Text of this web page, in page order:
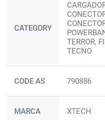
CATEGORY
TERROR,
TECNO
CODE AS 790886
MARCA XTECH